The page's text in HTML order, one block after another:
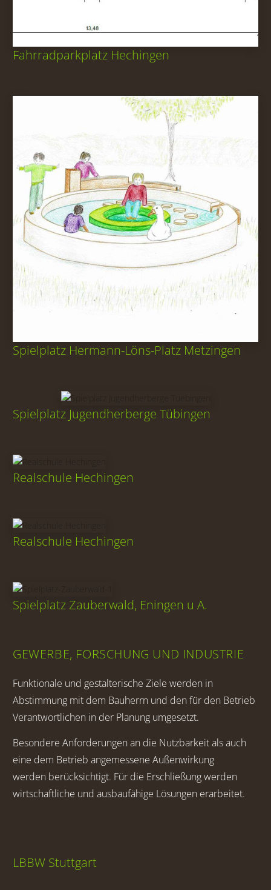
Fahrradparkplatz Hechingen
Spielplatz Hermann-Löns-Platz Metzingen
Spielplatz Jugendherberge Tübingen
Realschule Hechingen
Realschule Hechingen
Spielplatz Zauberwald, Eningen u A.
GEWERBE, FORSCHUNG UND INDUSTRIE
Funktionale und gestalterische Ziele werden in
Abstimmung mit dem Bauherrn und den für den Betrieb
Verantwortlichen in der Planung umgesetzt.
Besondere Anforderungen an die Nutzbarkeit als auch
eine dem Betrieb angemessene Außenwirkung
werden berücksichtigt. Für die Erschließung werden
wirtschaftliche und ausbaufähige Lösungen erarbeitet.
LBBW Stuttgart